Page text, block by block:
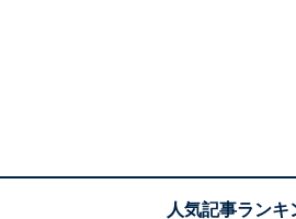
そして、彼のかわいそうすぎる人